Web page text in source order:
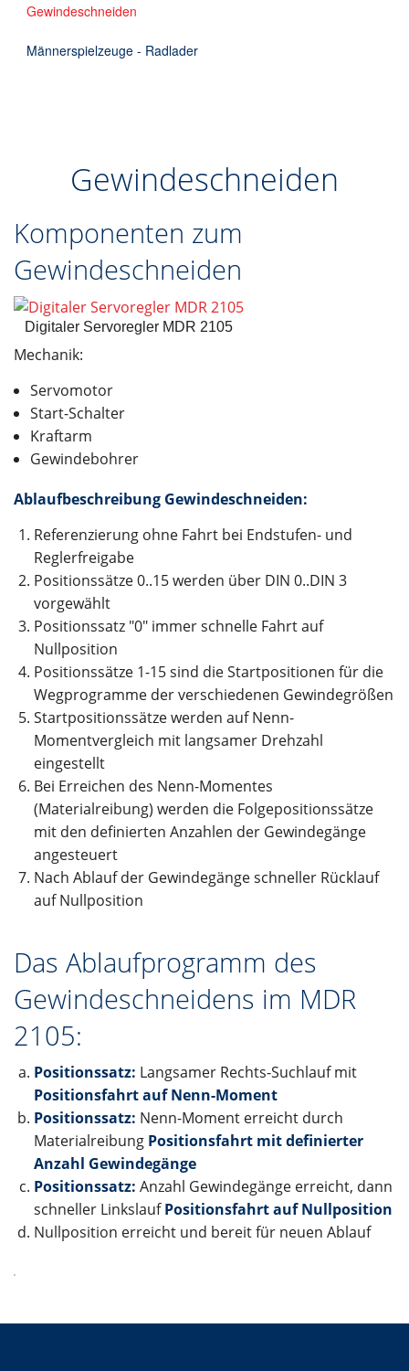
Gewindeschneiden
Männerspielzeuge - Radlader
Gewindeschneiden
Komponenten zum
Gewindeschneiden
Digitaler Servoregler MDR 2105
Mechanik:
Servomotor
Start-Schalter
Kraftarm
Gewindebohrer
Ablaufbeschreibung Gewindeschneiden:
Referenzierung ohne Fahrt bei Endstufen- und
Reglerfreigabe
Positionssätze 0..15 werden über DIN 0..DIN 3
vorgewählt
Positionssatz "0" immer schnelle Fahrt auf
Nullposition
Positionssätze 1-15 sind die Startpositionen für die
Wegprogramme der verschiedenen Gewindegrößen
Startpositionssätze werden auf Nenn-
Momentvergleich mit langsamer Drehzahl
eingestellt
Bei Erreichen des Nenn-Momentes
(Materialreibung) werden die Folgepositionssätze
mit den definierten Anzahlen der Gewindegänge
angesteuert
Nach Ablauf der Gewindegänge schneller Rücklauf
auf Nullposition
Das Ablaufprogramm des
Gewindeschneidens im MDR
2105:
Positionssatz: Langsamer Rechts-Suchlauf mit
Positionsfahrt auf Nenn-Moment
Positionssatz: Nenn-Moment erreicht durch
Materialreibung Positionsfahrt mit definierter
Anzahl Gewindegänge
Positionssatz: Anzahl Gewindegänge erreicht, dann
schneller LinkslaufPositionsfahrt auf Nullposition
Nullposition erreicht und bereit für neuen Ablauf